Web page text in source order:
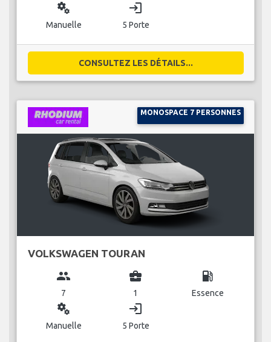
miscellaneous_services
Manuelle
login
5 Porte
CONSULTEZ LES DÉTAILS...
MONOSPACE 7 PERSONNES
VOLKSWAGEN TOURAN
group
7
business_center
1
local_gas_station
Essence
miscellaneous_services
Manuelle
login
5 Porte